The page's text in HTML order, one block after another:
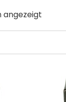
angezeigt